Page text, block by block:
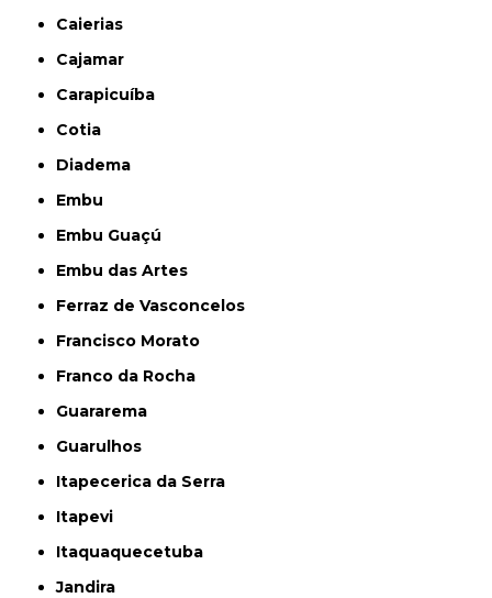
Caierias
Cajamar
Carapicuíba
Cotia
Diadema
Embu
Embu Guaçú
Embu das Artes
Ferraz de Vasconcelos
Francisco Morato
Franco da Rocha
Guararema
Guarulhos
Itapecerica da Serra
Itapevi
Itaquaquecetuba
Jandira